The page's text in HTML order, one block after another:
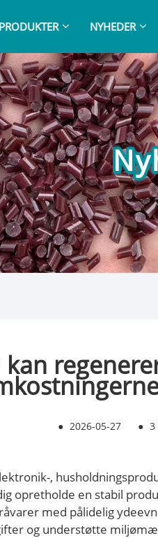
PRODUKTER NYHEDER
● 2026-05-27 ● 3
,
opretholde en stabil
med pålidelig
og understøtte